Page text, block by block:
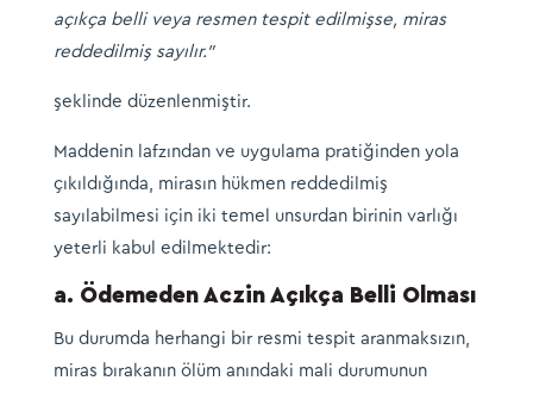
açıkça belli veya resmen tespit edilmişse, miras
reddedilmiş sayılır.”
şeklinde düzenlenmiştir.
Maddenin lafzından ve uygulama pratiğinden yola
çıkıldığında, mirasın hükmen reddedilmiş
sayılabilmesi için iki temel unsurdan birinin varlığı
yeterli kabul edilmektedir:
a. Ödemeden Aczin Açıkça Belli Olması
Bu durumda herhangi bir resmi tespit aranmaksızın,
miras bırakanın ölüm anındaki mali durumunun